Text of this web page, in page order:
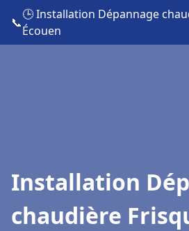
📞
🕒 Installation Dépannage
Écouen
Installation
chaudière